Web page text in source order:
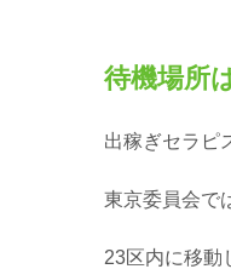
待機場所
出稼ぎセラピ
東京委員会で
23区内に移動